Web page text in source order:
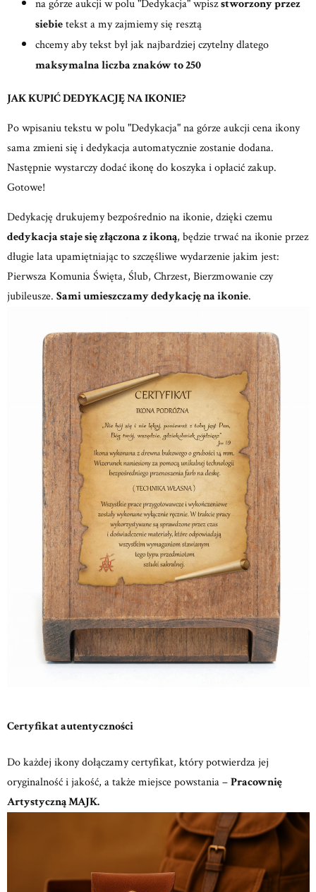
na górze aukcji w polu "Dedykacja" wpiszstworzony przez
siebietekst a my zajmiemy się resztą
chcemy aby tekst był jak najbardziej czytelny dlatego
maksymalna liczba znaków to 250
JAK KUPIĆ DEDYKACJĘ NA IKONIE?
Po wpisaniu tekstu w polu "Dedykacja" na górze aukcji cena ikony
sama zmieni się i dedykacja automatycznie zostanie dodana.
Następnie wystarczy dodać ikonę do koszyka i opłacić zakup.
Gotowe!
Dedykację drukujemy bezpośrednio na ikonie, dzięki czemu
dedykacja staje się złączona z ikoną, będzie trwać na ikonie przez
długie lata upamiętniając to szczęśliwe wydarzenie jakim jest:
Pierwsza Komunia Święta, Ślub, Chrzest, Bierzmowanie czy
jubileusze. Sami umieszczamy dedykację na ikonie.
Certyfikat autentyczności
Do każdej ikony dołączamy certyfikat, który potwierdza jej
oryginalność i jakość, a także miejsce powstania –Pracownię
Artystyczną MAJK.